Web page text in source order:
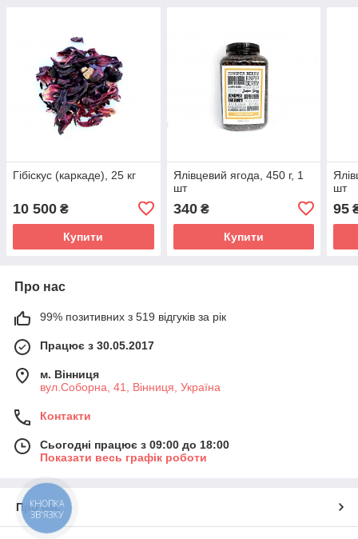
Гібіскус (каркаде), 25 кг
10 500 ₴
Купити
Ялівцевий ягода, 450 г, 1
шт
340₴
Купити
шт
95
Про нас
99% позитивних з 519 відгуків за рік
Працює з 30.05.2017
м. Вінниця
вул.Соборна, 41, Вінниця, Україна
Контакти
Сьогодні працює з 09:00 до 18:00
Показати весь графік роботи
Про нас
КНОПКА
ЗВ'ЯЗКУ